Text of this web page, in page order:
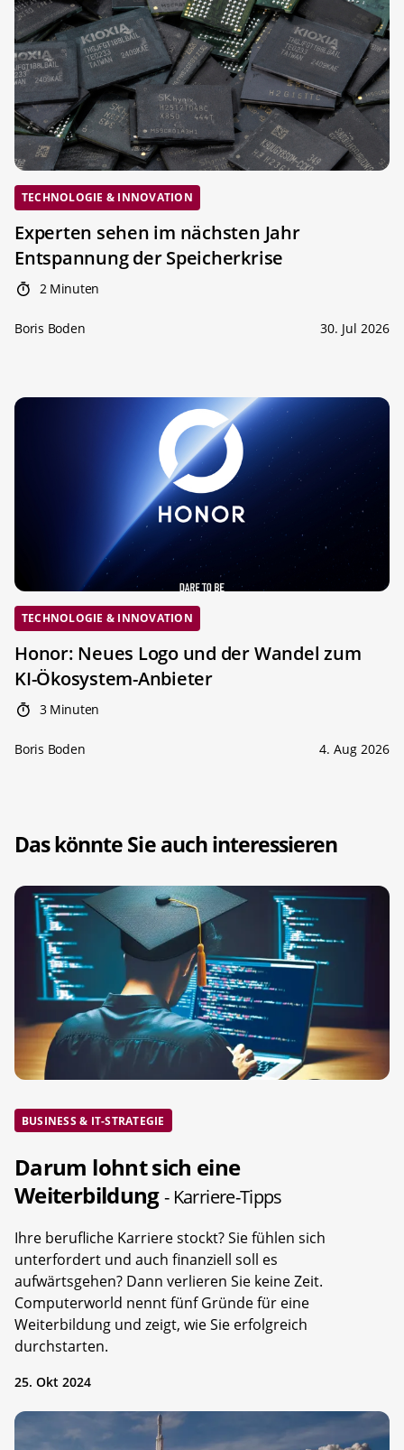
TECHNOLOGIE & INNOVATION
Experten sehen im nächsten Jahr
Entspannung der Speicherkrise
2 Minuten
Boris Boden 30. Jul 2026
TECHNOLOGIE & INNOVATION
Honor: Neues Logo und der Wandel zum
KI-Ökosystem-Anbieter
3 Minuten
Boris Boden 4. Aug 2026
Das könnte Sie auch interessieren
BUSINESS & IT-STRATEGIE
Darum lohnt sich eine
Weiterbildung- Karriere-Tipps
Ihre berufliche Karriere stockt? Sie fühlen sich
unterfordert und auch finanziell soll es
aufwärtsgehen? Dann verlieren Sie keine Zeit.
Computerworld nennt fünf Gründe für eine
Weiterbildung und zeigt, wie Sie erfolgreich
durchstarten.
25. Okt 2024